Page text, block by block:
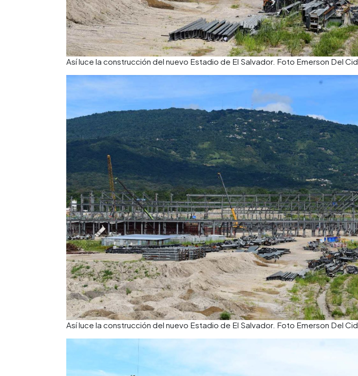
Así luce la construcción del nuevo Estadio de El Salvador. Foto Emerson Del Cid
Así luce la construcción del nuevo Estadio de El Salvador. Foto Emerson Del Cid